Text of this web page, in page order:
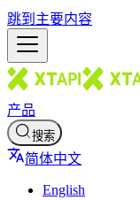
跳到主要内容
产品
搜索
简体中文
English